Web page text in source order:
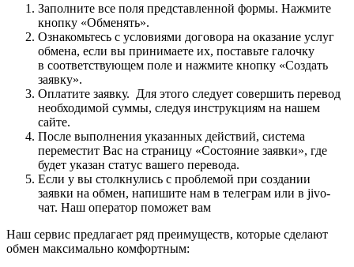
Заполните все поля представленной формы. Нажмите
кнопку «Обменять».
Ознакомьтесь с условиями договора на оказание услуг
обмена, если вы принимаете их, поставьте галочку
в соответствующем поле и нажмите кнопку «Создать
заявку».
Оплатите заявку. Для этого следует совершить перевод
необходимой суммы, следуя инструкциям на нашем
сайте.
После выполнения указанных действий, система
переместит Вас на страницу «Состояние заявки», где
будет указан статус вашего перевода.
Если у вы столкнулись с проблемой при создании
заявки на обмен, напишите нам в телеграм или в jivo-
чат. Наш оператор поможет вам
Наш сервис предлагает ряд преимуществ, которые сделают
обмен максимально комфортным: